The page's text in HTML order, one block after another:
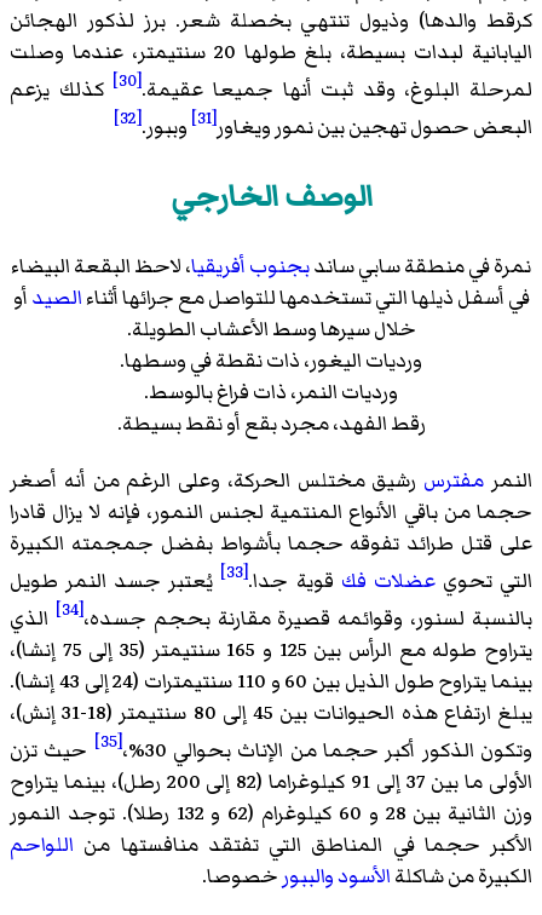
كرقط والدها) وذيول تنتهي بخصلة شعر. برز لذكور الهجائن
اليابانية لبدات بسيطة، بلغ طولها 20 سنتيمتر، عندما وصلت
لمرحلة البلوغ، وقد ثبت أنها جميعا عقيمة.[30]
كذلك يزعم
البعض حصول تهجين بين نمور ويغاور[31] وببور.[32]
الوصف الخارجي
نمرة في منطقة سابي ساندبجنوب أفريقيا، لاحظ البقعة البيضاء
في أسفل ذيلها التي تستخدمها للتواصل مع جرائها أثناءالصيدأو
خلال سيرها وسط الأعشاب الطويلة.
ورديات اليغور، ذات نقطة في وسطها.
ورديات النمر، ذات فراغ بالوسط.
رقط الفهد، مجرد بقع أو نقط بسيطة.
النمر مفترس رشيق مختلس الحركة، وعلى الرغم من أنه أصغر
حجما من باقي الأنواع المنتمية لجنس النمور، فإنه لا يزال قادرا
على قتل طرائد تفوقه حجما بأشواط بفضل جمجمته الكبيرة
التي تحويعضلات فك قوية جدا.[33]
يُعتبر جسد النمر طويل
بالنسبة لسنور، وقوائمه قصيرة مقارنة بحجم جسده،[34]
الذي
يتراوح طوله مع الرأس بين 125 و 165 سنتيمتر (35 إلى 75 إنشا)،
بينما يتراوح طول الذيل بين 60 و 110 سنتيمترات (24 إلى 43 إنشا).
يبلغ ارتفاع هذه الحيوانات بين 45 إلى 80 سنتيمتر (18-31 إنش)،
وتكون الذكور أكبر حجما من الإناث بحوالي 30%،
[35]
حيث تزن
الأولى ما بين 37 إلى 91 كيلوغراما (82 إلى 200 رطل)، بينما يتراوح
وزن الثانية بين 28 و 60 كيلوغرام (62 و 132 رطلا). توجد النمور
الأكبر حجما في المناطق التي تفتقد منافستها من اللواحم
الكبيرة من شاكلةالأسودوالببور خصوصا.